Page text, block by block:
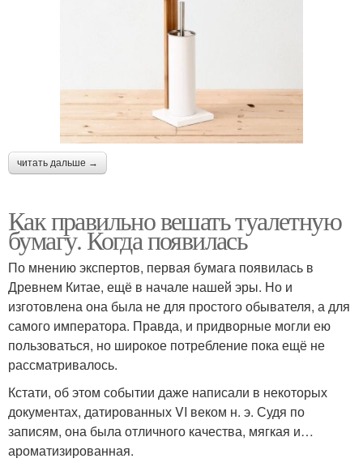
читать дальше →
Как правильно вешать туалетную
бумагу. Когда появилась
По мнению экспертов, первая бумага появилась в
Древнем Китае, ещё в начале нашей эры. Но и
изготовлена она была не для простого обывателя, а для
самого императора. Правда, и придворные могли ею
пользоваться, но широкое потребление пока ещё не
рассматривалось.
Кстати, об этом событии даже написали в некоторых
документах, датированных VI веком н. э. Судя по
записям, она была отличного качества, мягкая и…
ароматизированная.